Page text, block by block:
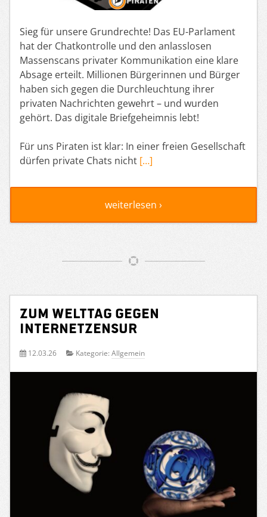
Sieg für unsere Grundrechte! Das EU-Parlament
hat der Chatkontrolle und den anlasslosen
Massenscans privater Kommunikation eine klare
Absage erteilt. Millionen Bürgerinnen und Bürger
haben sich gegen die Durchleuchtung ihrer
privaten Nachrichten gewehrt – und wurden
gehört. Das digitale Briefgeheimnis lebt!
Für uns Piraten ist klar: In einer freien Gesellschaft
dürfen private Chats nicht […]
weiterlesen ›
Zum Welttag gegen
Internetzensur
12.03.26 Kategorie: Allgemein